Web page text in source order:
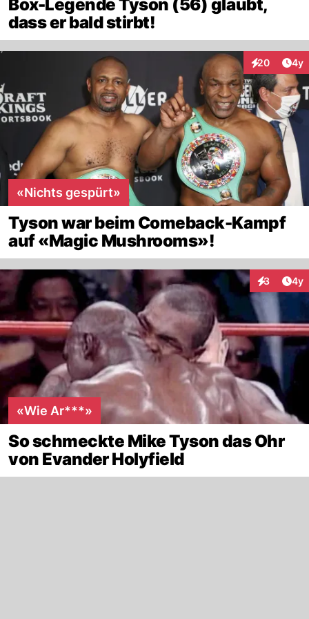
Box-Legende Tyson (56) glaubt,
dass er bald stirbt!
20
Interaktionen
4y
«Nichts gespürt»
Tyson war beim Comeback-Kampf
auf «Magic Mushrooms»!
3 4y
«Wie Ar***»
So schmeckte Mike Tyson das Ohr
von Evander Holyfield